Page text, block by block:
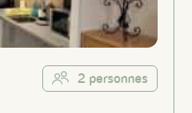
2 personnes